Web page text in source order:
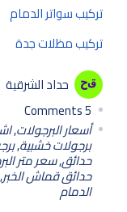
تركيب سواتر الدمام
تركيب مظلات جدة
حداد الشرقية
5
أسعار البرجولات,
برجولات خشبية,
حدائق,سعر متر
حدائق قماش الخبر,
الدمام